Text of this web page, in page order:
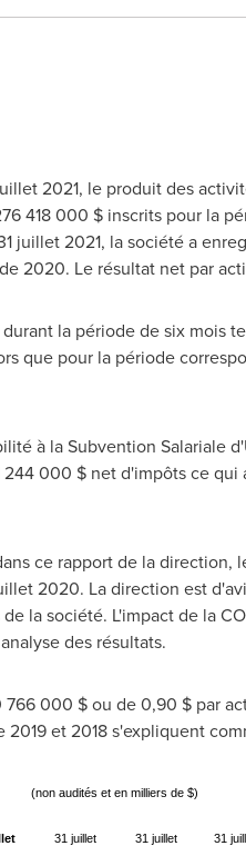
2021, le produit des
418 000 $ inscrits pour la
juillet 2021, la société a
2020. Le résultat net par
la période de six mois
que pour la période
à la Subvention Salariale
000 $ net d'impôts ce
ce rapport de la direction,
2020. La direction est
la société. L'impact de la
des résultats.
000 $ ou de 0,90 $ par
2019 et2018 s'expliquent
(non audités et en milliers de $)
31 juillet
31 juillet
31